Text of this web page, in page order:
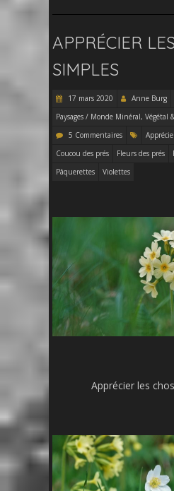
APPRÉCIER
SIMPLES
17 mars 2020
Anne Burg
Paysages / Monde Minéral, Végétal
5 Commentaires
Coucou des prés
Fleurs des prés
Pâquerettes
Violettes
Apprécier les